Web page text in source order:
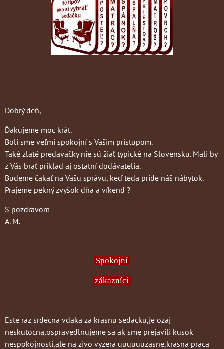
Dobrý deň,
Ďakujeme moc krát.
Boli sme veľmi spokojní s Vašim prístupom.
Také zlaté predavačky nie sú žiaľ typické na Slovensku. Mali by
z Vás brať príklad aj ostatní dodávatelia.
Budeme čakať na Vašu správu, keď teda príde náš nábytok.
Prajeme pekný zvyšok dňa a víkend ?
S pozdravom
A. M.
Spokojní
zákazníci
Este raz srdecna vdaka za krasnu sedacku,je ozaj
neskutocna,ospravedlnujeme sa ak sme prejavili kusok
nespokojnosti,ale na zivo vyzera uuuuuuzasne,krasna praca